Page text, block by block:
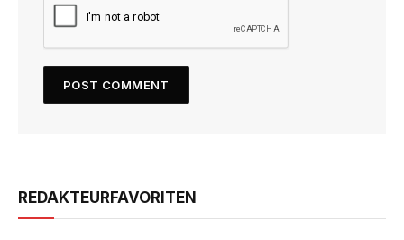
REDAKTEURFAVORITEN